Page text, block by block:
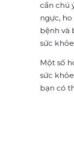
cần chú
ngực,
bệnh và
sức
Một số
sức
bạn có